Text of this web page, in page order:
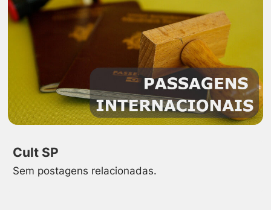
Cult SP
Sem postagens relacionadas.